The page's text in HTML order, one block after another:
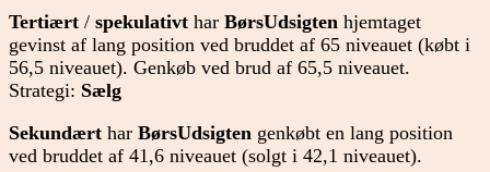
Tertiært / spekulativt har BørsUdsigten hjemtaget
gevinst af lang position ved bruddet af 65 niveauet (købt i
56,5 niveauet). Genkøb ved brud af 65,5 niveauet.
Strategi: Sælg
Sekundært har BørsUdsigten genkøbt en lang position
ved bruddet af 41,6 niveauet (solgt i 42,1 niveauet).